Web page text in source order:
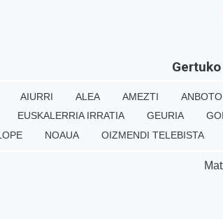
AIURRI ALEA AMEZTI ANBOTO
EUSKALERRIA IRRATIA GEURIA
NOAUA OIZMENDI TELEBISTA